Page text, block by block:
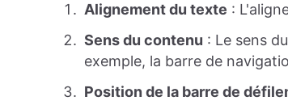
Alignement du texte :
Sens du contenu : Le sens
exemple, la barre de
Position de la barre de